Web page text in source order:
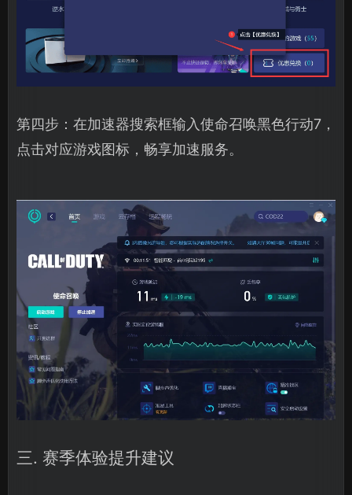
第四步：在加速器搜索框输入使命召唤黑色行动7，
点击对应游戏图标，畅享加速服务。
三. 赛季体验提升建议